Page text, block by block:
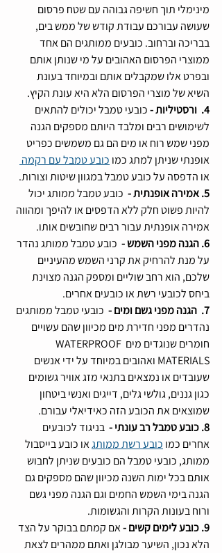
מינימלי תוך חשיפה גבוהה עם שטח פרסום
שעושה עבורכם עבודת קודש של ממש בים,
בבריכה וברחוב. כובעים ממותגים הם אחד
ממוצרי הפרסום האהובים על מי שנותן אותם
ובפרט אלו שמקבלים אותם ובמיוחד בעונת
השיא של מוצרי הפרסום הלא היא עונת הקיץ.
4.  ורסטיליות -
כובעי טמבל יכולים להתאים
לשימושים רבים ומלבד היותם מספקים הגנה
מפני שמש רוח או מים הם גם משמשים כפריט
אופנתי שניתן למתג כמו כובע טמבל עם רקמה
או הדפסה על כובע טמבל במגוון שיטות וצורות.
5. אמירה אופנתית -
כובע טמבל ממותג יכול
להיות פשוט חלק ללא הדפסים או להיפך ומהווה
אמירה אופנתית עבור רבים שחובשים אותו.
6. הגנה מפני השמש -
כובע טמבל ממותג נהדר
על מנת להרחיק את קרני השמש מהעיניים
שלכם, הוא רחב שוליים ומספק הגנה מצוינת
ביחס לכובעי רשת או כובעים אחרים.
7.  הגנה מפני גשם ומים -
כובעי טמבל ממותגים
נהדרים מפני חדירת מים מכיוון שהם עשויים
חומרים שנוגדים מים WATERPROOF
MATERIALS ואהובים במיוחד על ידי אנשים
שעובדים או נמצאים בתנאי מזג אוויר גשומים
כגון גננים, גולשי גלים, דייגים ואנשי ביטחון
שמוצאים את הכובע הזה כאידיאלי עבורם.
8. כובע טמבל רב עונתי -
בניגוד לכובעים
אחרים כמו כובע רשת ממותג או כובע בייסבול
ממותג, כובעי טמבל הם כובעים שניתן לחבוש
אותם בכל ימות השנה מכיוון שהם מספקים גם
הגנה בימי השמש החמים וגם הגנה מפני גשם
ורוח בעונות הקרות והגשומות.
9. כובע לימים קשים -
אם קמתם בבוקר על הצד
הלא נכון, השיער מבולגן ואתם ממהרים לצאת